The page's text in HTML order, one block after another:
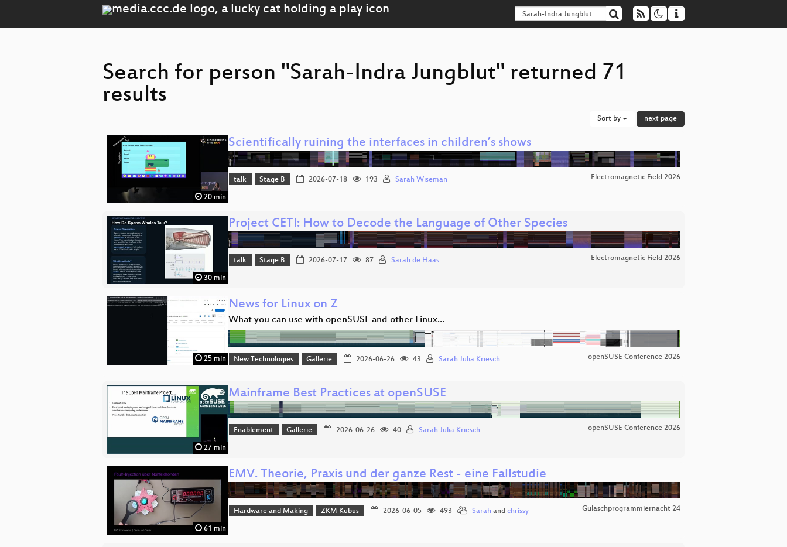
Search for person "Sarah-Indra Jungblut" returned 71
results
Sort by next page
20 min
Scientifically ruining the interfaces in children’s shows
talk Stage B 2026-07-18 193 Sarah Wiseman Electromagnetic Field 2026
30 min
Project CETI: How to Decode the Language of Other Species
talk Stage B 2026-07-17 87 Sarah de Haas Electromagnetic Field 2026
25 min
News for Linux on Z
What you can use with openSUSE and other Linux…
New Technologies Gallerie 2026-06-26 43 Sarah Julia Kriesch openSUSE Conference 2026
27 min
Mainframe Best Practices at openSUSE
Enablement Gallerie 2026-06-26 40 Sarah Julia Kriesch openSUSE Conference 2026
61 min
EMV. Theorie, Praxis und der ganze Rest - eine Fallstudie
Hardware and Making ZKM Kubus 2026-06-05 493 Sarah and chrissy Gulaschprogrammiernacht 24